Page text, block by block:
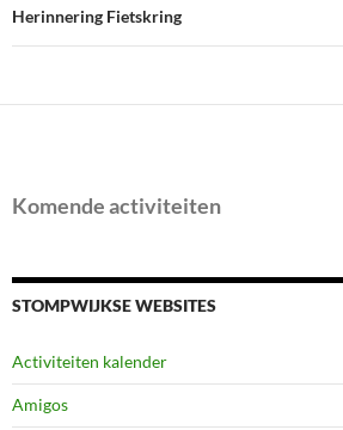
Herinnering Fietskring
Komende activiteiten
STOMPWIJKSE WEBSITES
Activiteiten kalender
Amigos